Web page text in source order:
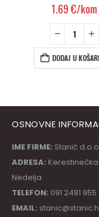
1.69€/kom
DODAJ U
OSNOVNE
IME FIRME: Stanić
ADRESA:
Nedelja
TELEFON: 091 2481 955
EMAIL: